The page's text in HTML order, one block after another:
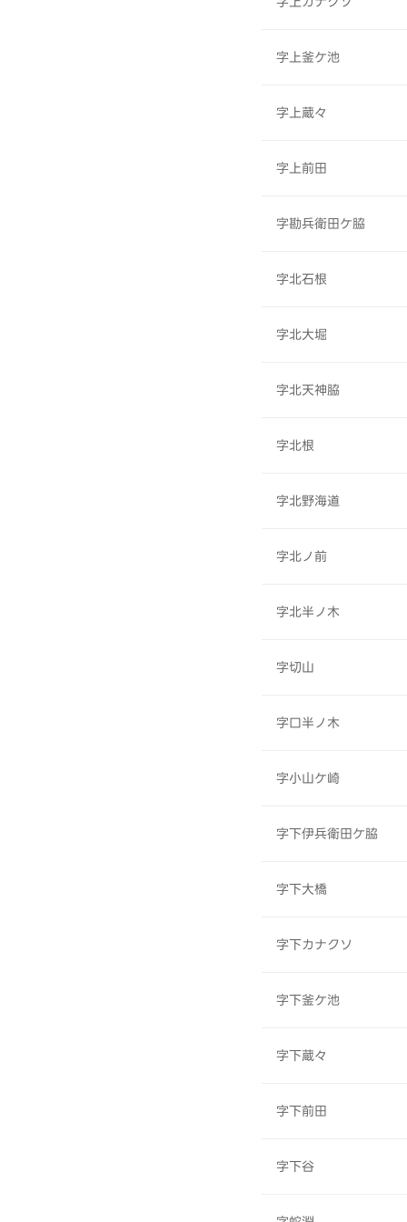
字上釜ケ池
字上蔵々
字上前田
字勘兵衛田ケ脇
字北石根
字北大堀
字北天神脇
字北根
字北野海道
字北ノ前
字北半ノ木
字切山
字口半ノ木
字小山ケ崎
字下伊兵衛田ケ脇
字下大橋
字下カナクソ
字下釜ケ池
字下蔵々
字下前田
字下谷